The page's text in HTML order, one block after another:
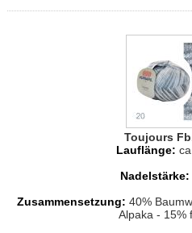
Toujours
Lauflänge:
Nadelstärke:
Zusammensetzung: 40%
Alpaka - 15%